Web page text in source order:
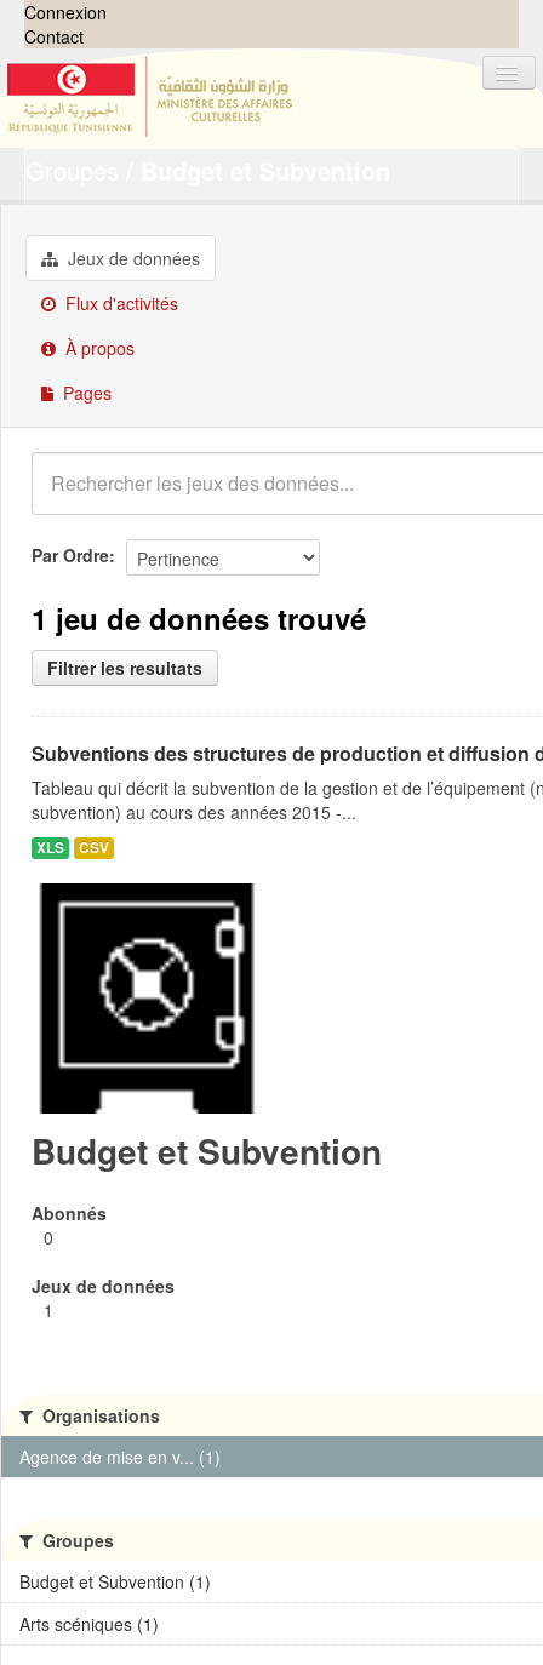
Connexion
Contact
Groupes
Demandes
À propos
Jeux de données
Flux d'activités
À propos
Pages
Par Ordre
1 jeu de données trouvé
Filtrer les resultats
Subventions des structures de production et diffusion
Tableau qui décrit la subvention de la gestion et de
subvention) au cours des années 2015 -...
XLS CSV
Budget et Subvention
Abonnés
0
Jeux de données
1
Organisations
Agence de mise en v... (1)
Groupes
Budget et Subvention (1)
Arts scéniques (1)